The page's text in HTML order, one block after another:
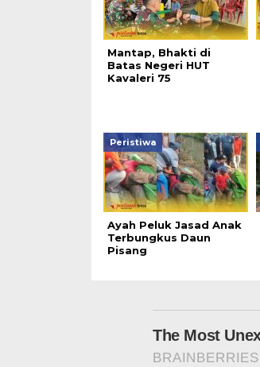
Mantap, Bhakti di
Batas Negeri HUT
Kavaleri 75
Peristiwa
Ayah Peluk Jasad Anak
Terbungkus Daun
Pisang